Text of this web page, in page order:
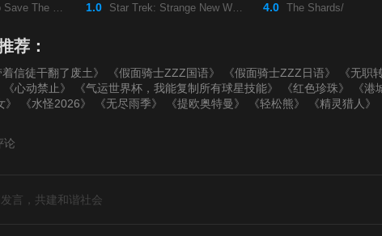
Universe/ 1.0 Star Trek: Strange New Worlds Season 4/ 4.0 The Shards/
荐：
信徒干翻了废土》 《假面骑士ZZZ国语》 《假面骑士ZZZ日语》 《无职
《心动禁止》 《气运世界杯，我能复制所有球星技能》 《红色珍珠》 《港
《水怪2026》 《无尽雨季》 《提欧奥特曼》 《轻松熊》 《精灵猎人》
论